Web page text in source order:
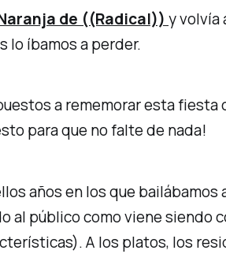
de ((Radical)) y volvía
lo íbamos a perder.
a rememorar esta fiesta
para que no falte de nada!
años en los que bailábamos
al público como viene siendo
A los platos, los